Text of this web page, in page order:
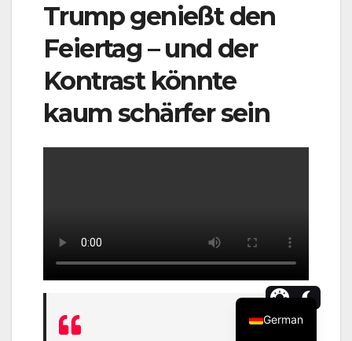
Trump genießt den
Feiertag – und der
Kontrast könnte
kaum schärfer sein
German